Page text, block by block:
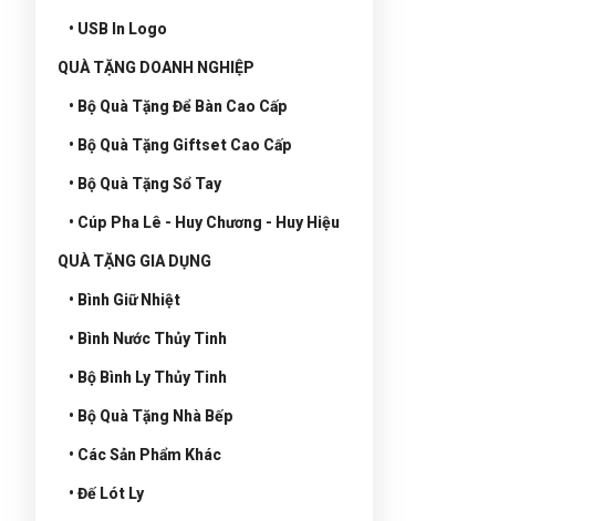
• USB In Logo
QUÀ TẶNG DOANH NGHIỆP
• Bộ Quà Tặng Để Bàn Cao Cấp
• Bộ Quà Tặng Giftset Cao Cấp
• Bộ Quà Tặng Sổ Tay
• Cúp Pha Lê - Huy Chương - Huy Hiệu
QUÀ TẶNG GIA DỤNG
• Bình Giữ Nhiệt
• Bình Nước Thủy Tinh
• Bộ Bình Ly Thủy Tinh
• Bộ Quà Tặng Nhà Bếp
• Các Sản Phẩm Khác
• Đế Lót Ly